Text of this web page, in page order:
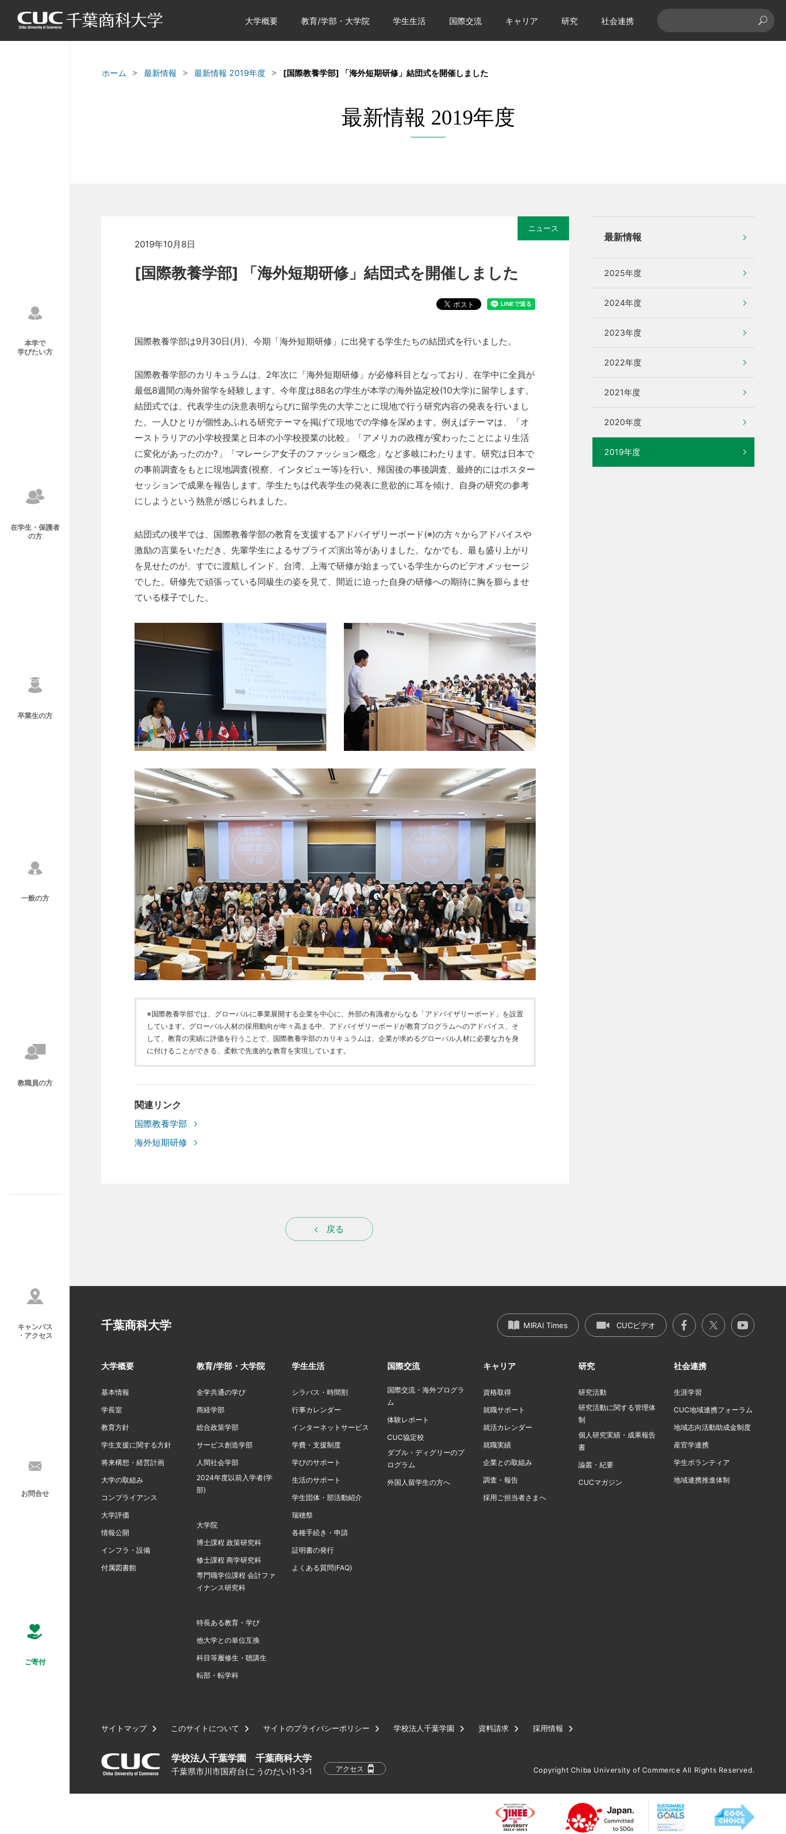
大学概要 教育/学部・大学院 学生生活 国際交流 キャリア 研究 社会連携
ホーム 最新情報 最新情報 2019年度 [国際教養学部] 「海外短期研修」結団式を開催しました
最新情報 2019年度
ニュース
2019年10月8日
[国際教養学部] 「海外短期研修」結団式を開催しました
国際教養学部は9月30日(月)、今期「海外短期研修」に出発する学生たちの結団式を行いました。
国際教養学部のカリキュラムは、2年次に「海外短期研修」が必修科目となっており、在学中に全員が
最低8週間の海外留学を経験します。今年度は88名の学生が本学の海外協定校(10大学)に留学します。
結団式では、代表学生の決意表明ならびに留学先の大学ごとに現地で行う研究内容の発表を行いまし
た。一人ひとりが個性あふれる研究テーマを掲げて現地での学修を深めます。例えばテーマは、「オ
ーストラリアの小学校授業と日本の小学校授業の比較」「アメリカの政権が変わったことにより生活
に変化があったのか?」「マレーシア女子のファッション概念」など多岐にわたります。研究は日本で
の事前調査をもとに現地調査(視察、インタビュー等)を行い、帰国後の事後調査、最終的にはポスター
セッションで成果を報告します。学生たちは代表学生の発表に意欲的に耳を傾け、自身の研究の参考
にしようという熱意が感じられました。
結団式の後半では、国際教養学部の教育を支援するアドバイザリーボード(※)の方々からアドバイスや
激励の言葉をいただき、先輩学生によるサプライズ演出等がありました。なかでも、最も盛り上がり
を見せたのが、すでに渡航しインド、台湾、上海で研修が始まっている学生からのビデオメッセージ
でした。研修先で頑張っている同級生の姿を見て、間近に迫った自身の研修への期待に胸を膨らませ
ている様子でした。
※国際教養学部では、グローバルに事業展開する企業を中心に、外部の有識者からなる「アドバイザリーボード」を設置
しています。グローバル人材の採用動向が年々高まる中、アドバイザリーボードが教育プログラムへのアドバイス、そ
して、教育の実績に評価を行うことで、国際教養学部のカリキュラムは、企業が求めるグローバル人材に必要な力を身
に付けることができる、柔軟で先進的な教育を実現しています。
関連リンク
国際教養学部
海外短期研修
戻る
最新情報
2025年度
2024年度
2023年度
2022年度
2021年度
2020年度
2019年度
千葉商科大学 MIRAI Times CUCビデオ
大学概要
基本情報
学長室
教育方針
学生支援に関する方針
将来構想・経営計画
大学の取組み
コンプライアンス
大学評価
情報公開
インフラ・設備
付属図書館
教育/学部・大学院
全学共通の学び
商経学部
総合政策学部
サービス創造学部
人間社会学部
2024年度以前入学者(学
部)
大学院
博士課程 政策研究科
修士課程 商学研究科
専門職学位課程 会計ファ
イナンス研究科
特長ある教育・学び
他大学との単位互換
科目等履修生・聴講生
転部・転学科
学生生活
シラバス・時間割
行事カレンダー
インターネットサービス
学費・支援制度
学びのサポート
生活のサポート
学生団体・部活動紹介
瑞穂祭
各種手続き・申請
証明書の発行
よくある質問(FAQ)
国際交流
国際交流・海外プログラ
ム
体験レポート
CUC協定校
ダブル・ディグリーのプ
ログラム
外国人留学生の方へ
キャリア
資格取得
就職サポート
就活カレンダー
就職実績
企業との取組み
調査・報告
採用ご担当者さまへ
研究
研究活動
研究活動に関する管理体
制
個人研究実績・成果報告
書
論叢・紀要
CUCマガジン
社会連携
生涯学習
CUC地域連携フォーラム
地域志向活動助成金制度
産官学連携
学生ボランティア
地域連携推進体制
サイトマップ このサイトについて サイトのプライバシーポリシー 学校法人千葉学園 資料請求 採用情報
学校法人千葉学園 千葉商科大学
千葉県市川市国府台(こうのだい)1-3-1 アクセス Copyright Chiba University of Commerce All Rights Reserved.
本学で
学びたい方
在学生・保護者
の方
卒業生の方
一般の方
教職員の方
キャンパス
・アクセス
お問合せ
ご寄付